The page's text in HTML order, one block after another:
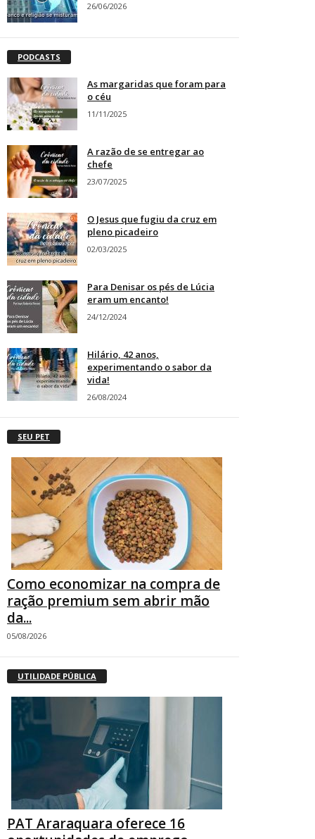
26/06/2026
PODCASTS
As margaridas que foram para
o céu
11/11/2025
A razão de se entregar ao
chefe
23/07/2025
O Jesus que fugiu da cruz em
pleno picadeiro
02/03/2025
Para Denisar os pés de Lúcia
eram um encanto!
24/12/2024
Hilário, 42 anos,
experimentando o sabor da
vida!
26/08/2024
SEU PET
Como economizar na compra de
ração premium sem abrir mão
da...
05/08/2026
UTILIDADE PÚBLICA
PAT Araraquara oferece 16